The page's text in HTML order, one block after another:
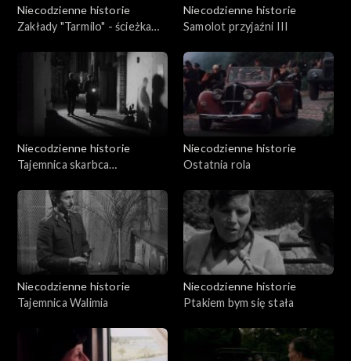
Niecodzienne historie
Zakłady "Tarmilo" - ścieżka
Niecodzienne historie
Samolot przyjaźni III
Niecodzienne historie
Tajemnica skarbca
Niecodzienne historie
Ostatnia rola
Niecodzienne historie
Tajemnica Walimia
Niecodzienne historie
Ptakiem bym się stała